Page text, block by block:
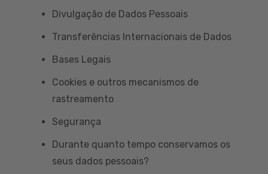
Divulgação de Dados Pessoais
Transferências Internacionais de Dados
Bases Legais
Cookies e outros mecanismos de
rastreamento
Segurança
Durante quanto tempo conservamos os
seus dados pessoais?